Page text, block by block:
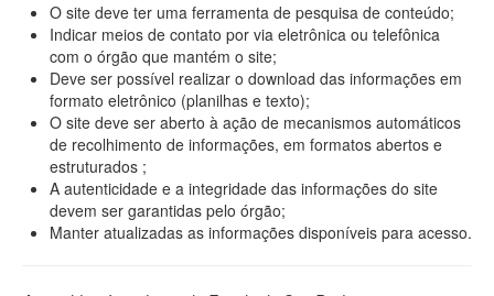
O site deve ter uma ferramenta de pesquisa de conteúdo;
Indicar meios de contato por via eletrônica ou telefônica
com o órgão que mantém o site;
Deve ser possível realizar o download das informações em
formato eletrônico (planilhas e texto);
O site deve ser aberto à ação de mecanismos automáticos
de recolhimento de informações, em formatos abertos e
estruturados ;
A autenticidade e a integridade das informações do site
devem ser garantidas pelo órgão;
Manter atualizadas as informações disponíveis para acesso.